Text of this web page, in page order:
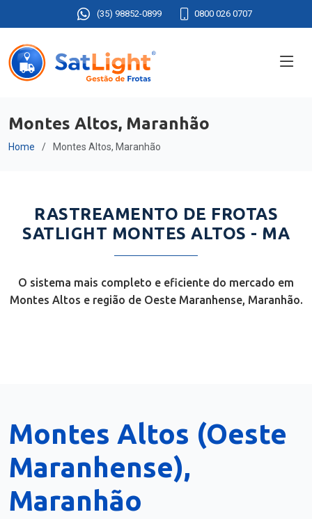
(35) 98852-0899 0800 026 0707
Montes Altos, Maranhão
Home Montes Altos, Maranhão
RASTREAMENTO DE FROTAS
SATLIGHT MONTES ALTOS - MA
O sistema mais completo e eficiente do mercado em
Montes Altos e região de Oeste Maranhense, Maranhão.
Montes Altos (Oeste
Maranhense),
Maranhão